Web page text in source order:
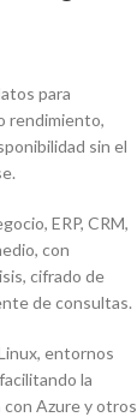
para
rendimiento,
sin el
ERP, CRM,
con
cifrado de
de consultas.
entornos
la
con Azure y otros